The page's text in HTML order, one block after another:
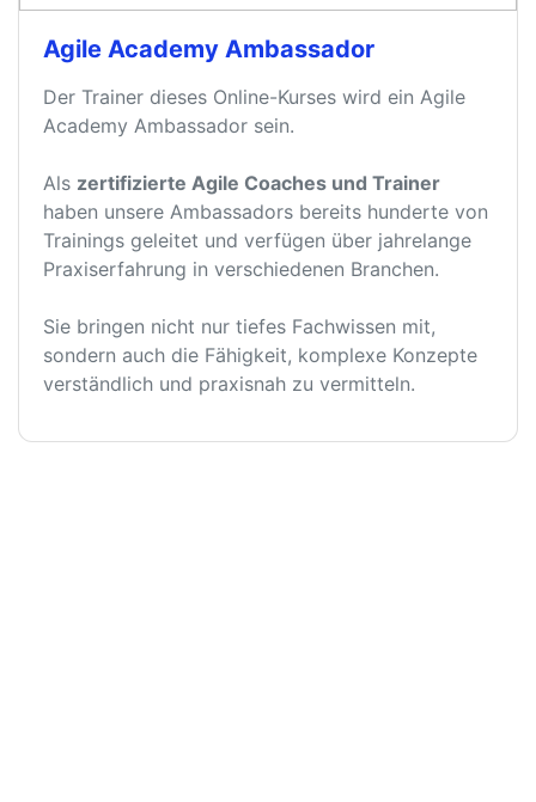
Agile Academy Ambassador
Der Trainer dieses Online-Kurses wird ein Agile
Academy Ambassador sein.
Als zertifizierte Agile Coaches und Trainer
haben unsere Ambassadors bereits hunderte von
Trainings geleitet und verfügen über jahrelange
Praxiserfahrung in verschiedenen Branchen.
Sie bringen nicht nur tiefes Fachwissen mit,
sondern auch die Fähigkeit, komplexe Konzepte
verständlich und praxisnah zu vermitteln.